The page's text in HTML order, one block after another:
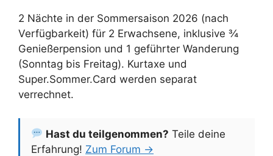
2 Nächte in der Sommersaison 2026 (nach
Verfügbarkeit) für 2 Erwachsene, inklusive ¾
Genießerpension und 1 geführter Wanderung
(Sonntag bis Freitag). Kurtaxe und
Super.Sommer.Card werden separat
verrechnet.
Hast du teilgenommen? Teile deine
Erfahrung! Zum Forum →